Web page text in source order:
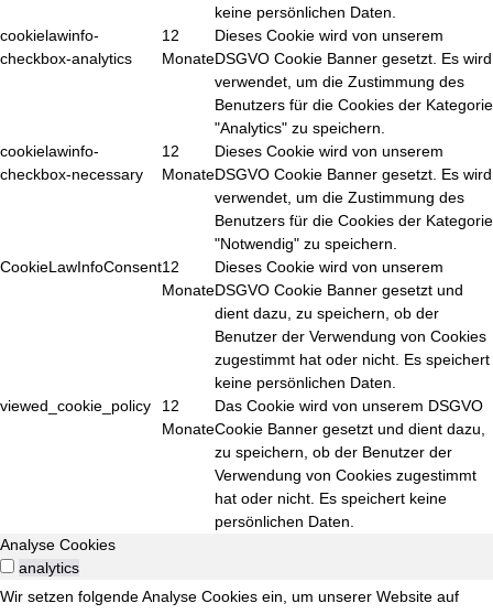
keine persönlichen Daten.
cookielawinfo-
checkbox-analytics
12
Monate
Dieses Cookie wird von unserem
DSGVO Cookie Banner gesetzt. Es wird
verwendet, um die Zustimmung des
Benutzers für die Cookies der Kategorie
"Analytics" zu speichern.
cookielawinfo-
checkbox-necessary
12
Monate
Dieses Cookie wird von unserem
DSGVO Cookie Banner gesetzt. Es wird
verwendet, um die Zustimmung des
Benutzers für die Cookies der Kategorie
"Notwendig" zu speichern.
CookieLawInfoConsent12
Monate
Dieses Cookie wird von unserem
DSGVO Cookie Banner gesetzt und
dient dazu, zu speichern, ob der
Benutzer der Verwendung von Cookies
zugestimmt hat oder nicht. Es speichert
keine persönlichen Daten.
viewed_cookie_policy
12
Monate
Das Cookie wird von unserem DSGVO
Cookie Banner gesetzt und dient dazu,
zu speichern, ob der Benutzer der
Verwendung von Cookies zugestimmt
hat oder nicht. Es speichert keine
persönlichen Daten.
Analyse Cookies
analytics
Wir setzen folgende Analyse Cookies ein, um unserer Website auf